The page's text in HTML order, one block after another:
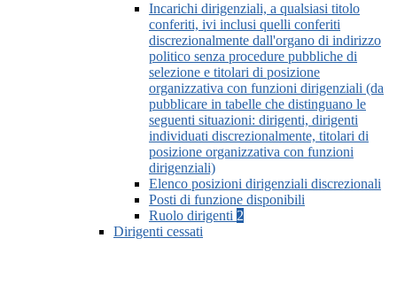
Incarichi dirigenziali, a qualsiasi titolo
conferiti, ivi inclusi quelli conferiti
discrezionalmente dall'organo di indirizzo
politico senza procedure pubbliche di
selezione e titolari di posizione
organizzativa con funzioni dirigenziali (da
pubblicare in tabelle che distinguano le
seguenti situazioni: dirigenti, dirigenti
individuati discrezionalmente, titolari di
posizione organizzativa con funzioni
dirigenziali)
Elenco posizioni dirigenziali discrezionali
Posti di funzione disponibili
Ruolo dirigenti 2
Dirigenti cessati